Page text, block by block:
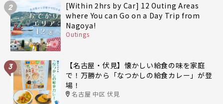
2
[Within 2hrs by Car] 12 Outing Areas
where You can Go on a Day Trip from
Nagoya!
Outings
3
【名古屋・伏見】懐かしい給食の味を家庭
で！万勝から「なつかしの給食カレー」が登
場！
名古屋 中区 伏見